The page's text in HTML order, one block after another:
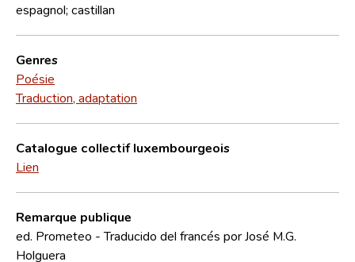
espagnol; castillan
Genres
Poésie
Traduction, adaptation
Catalogue collectif luxembourgeois
Lien
Remarque publique
ed. Prometeo - Traducido del francés por José M.G.
Holguera